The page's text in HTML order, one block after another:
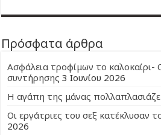
Πρόσφατα άρθρα
Ασφάλεια τροφίμων το καλοκαίρι-
συντήρησης 3 Ιουνίου 2026
Η αγάπη της μάνας
Οι εργάτριες του σεξ κατέκλυσαν
2026